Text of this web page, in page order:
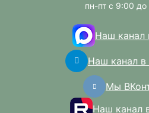
пн-пт с 9:00 до
Наш
Наш канал в
Мы
Наш канал